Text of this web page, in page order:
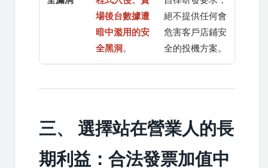
場後台數據遭
暗中濫用的安
全黑洞。
絕不提供任何會
危害客戶店鋪安
全的投機方案。
三、 選擇站在營業人的長
期利益：合法發票加值中